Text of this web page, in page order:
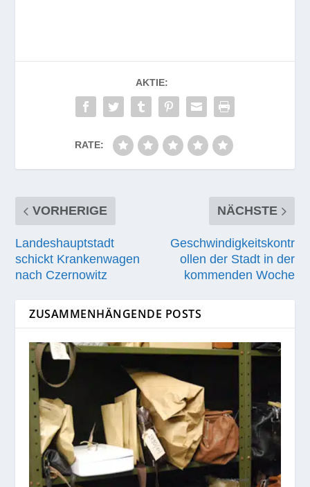
AKTIE:
RATE:
VORHERIGE
Landeshauptstadt
schickt Krankenwagen
nach Czernowitz
NÄCHSTE
Geschwindigkeitskontr
ollen der Stadt in der
kommenden Woche
ZUSAMMENHÄNGENDE POSTS